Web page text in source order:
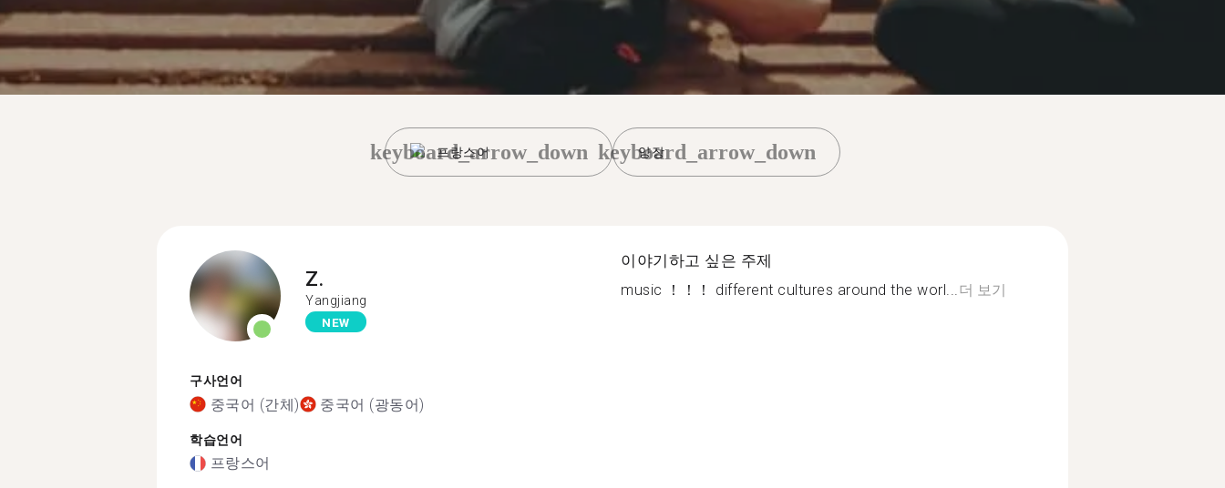
프랑스어
keyboard_arrow_down 양장
keyboard_arrow_down
Z.
Yangjiang
NEW
구사언어
중국어 (간체) 중국어 (광동어)
학습언어
프랑스어
이야기하고 싶은 주제
music ！！！ different cultures around the worl...더 보기